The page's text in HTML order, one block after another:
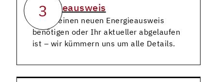
3
Energieausweis
Ob Sie einen neuen Energieausweis
benötigen oder Ihr aktueller abgelaufen
ist – wir kümmern uns um alle Details.